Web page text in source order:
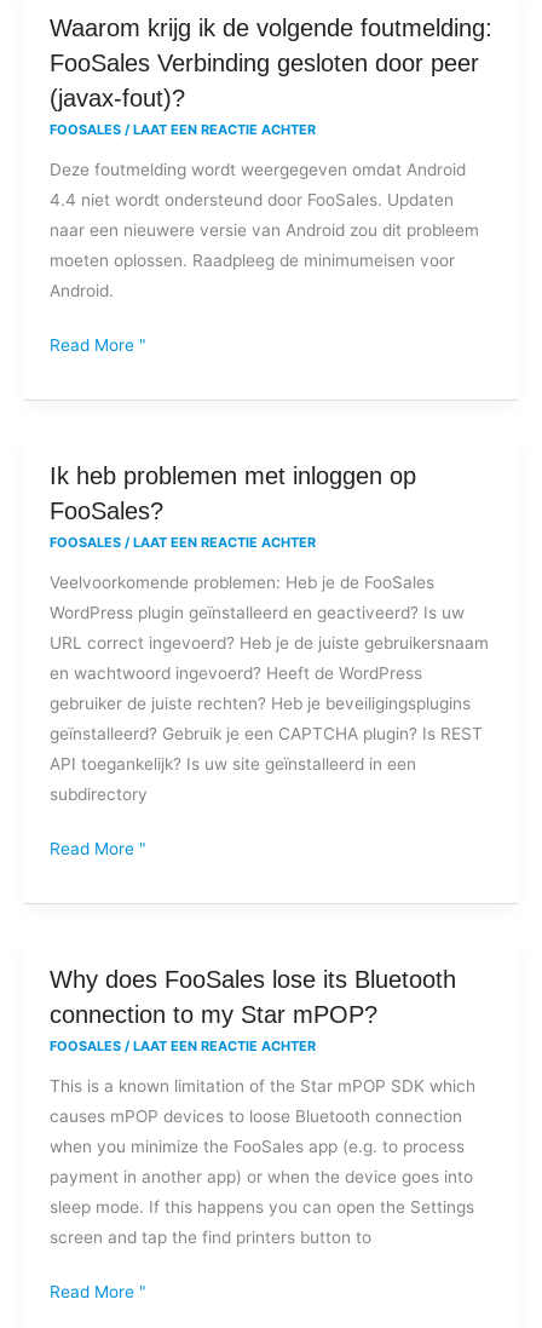
Waarom krijg ik de volgende foutmelding:
FooSales Verbinding gesloten door peer
(javax-fout)?
FOOSALES / LAAT EEN REACTIE ACHTER
Deze foutmelding wordt weergegeven omdat Android
4.4 niet wordt ondersteund door FooSales. Updaten
naar een nieuwere versie van Android zou dit probleem
moeten oplossen. Raadpleeg de minimumeisen voor
Android.
Waarom
krijg
ik
de
foutmelding:
FooSales
Verbinding
gesloten
door
(javax-
Read More "
Ik heb problemen met inloggen op
FooSales?
FOOSALES / LAAT EEN REACTIE ACHTER
Veelvoorkomende problemen: Heb je de FooSales
WordPress plugin geïnstalleerd en geactiveerd? Is uw
URL correct ingevoerd? Heb je de juiste gebruikersnaam
en wachtwoord ingevoerd? Heeft de WordPress
gebruiker de juiste rechten? Heb je beveiligingsplugins
geïnstalleerd? Gebruik je een CAPTCHA plugin? Is REST
API toegankelijk? Is uw site geïnstalleerd in een
subdirectory
Ik
heb
problemen
inloggen
op
FooSales?
Read More "
Why does FooSales lose its Bluetooth
connection to my Star mPOP?
FOOSALES / LAAT EEN REACTIE ACHTER
This is a known limitation of the Star mPOP SDK which
causes mPOP devices to loose Bluetooth connection
when you minimize the FooSales app (e.g. to process
payment in another app) or when the device goes into
sleep mode. If this happens you can open the Settings
screen and tap the find printers button to
Why
does
its
Bluetooth
connection
to
my
Star
Read More "